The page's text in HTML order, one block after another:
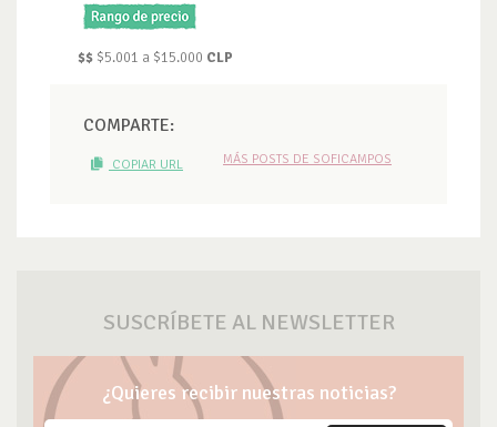
$$ $5.001 a $15.000 CLP
COMPARTE:
COPIAR URL MÁS POSTS DE SOFICAMPOS
SUSCRÍBETE AL NEWSLETTER
¿Quieres recibir nuestras noticias?